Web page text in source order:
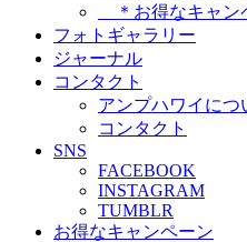
＊お得なキャン
フォトギャラリー
ジャーナル
コンタクト
アンプハワイにつ
コンタクト
SNS
FACEBOOK
INSTAGRAM
TUMBLR
お得なキャンペーン